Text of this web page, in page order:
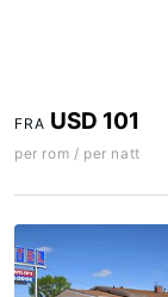
FRA USD 101
per rom / per natt